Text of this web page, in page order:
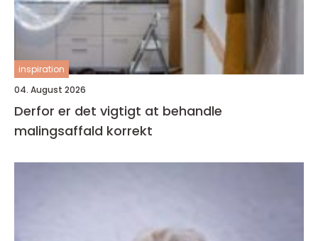
inspiration
04. August 2026
Derfor er det vigtigt at behandle
malingsaffald korrekt